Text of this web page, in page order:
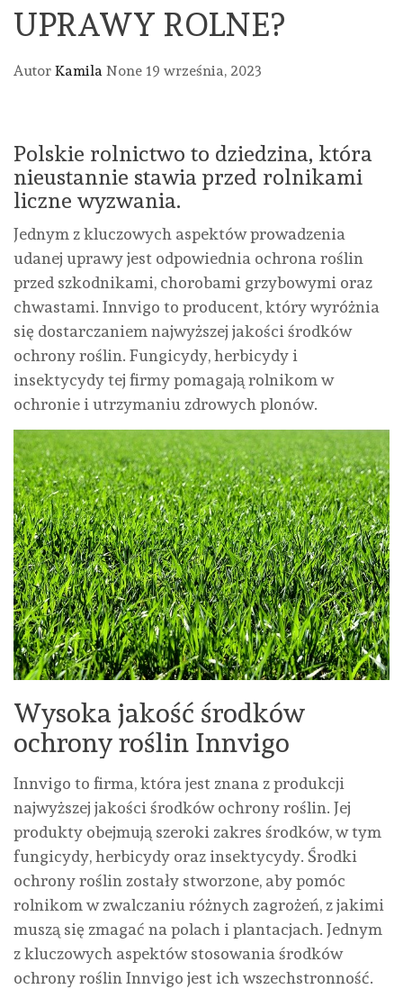
UPRAWY ROLNE?
Autor Kamila None 19 września, 2023
Polskie rolnictwo to dziedzina, która
nieustannie stawia przed rolnikami
liczne wyzwania.
Jednym z kluczowych aspektów prowadzenia
udanej uprawy jest odpowiednia ochrona roślin
przed szkodnikami, chorobami grzybowymi oraz
chwastami. Innvigo to producent, który wyróżnia
się dostarczaniem najwyższej jakości środków
ochrony roślin. Fungicydy, herbicydy i
insektycydy tej firmy pomagają rolnikom w
ochronie i utrzymaniu zdrowych plonów.
Wysoka jakość środków
ochrony roślin Innvigo
Innvigo to firma, która jest znana z produkcji
najwyższej jakości środków ochrony roślin. Jej
produkty obejmują szeroki zakres środków, w tym
fungicydy, herbicydy oraz insektycydy. Środki
ochrony roślin zostały stworzone, aby pomóc
rolnikom w zwalczaniu różnych zagrożeń, z jakimi
muszą się zmagać na polach i plantacjach. Jednym
z kluczowych aspektów stosowania środków
ochrony roślin Innvigo jest ich wszechstronność.